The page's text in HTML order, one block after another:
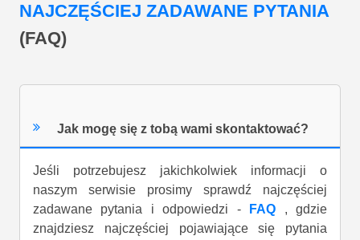
NAJCZĘŚCIEJ ZADAWANE PYTANIA
(FAQ)
Jak mogę się z tobą wami skontaktować?
Jeśli potrzebujesz jakichkolwiek informacji o
naszym serwisie prosimy sprawdź najczęściej
zadawane pytania i odpowiedzi -
FAQ , gdzie
znajdziesz najczęściej pojawiające się pytania